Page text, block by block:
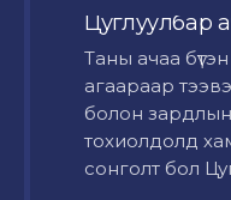
Цуглуулбар
Таны ачаа бүтэн
агаараар
болон
тохиолдолд
сонголт бол